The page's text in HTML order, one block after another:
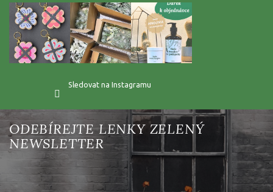
Sledovat na Instagramu
Vložte svůj e-mail a my vám budeme zasílat informace o nových
produktech na našem e-shopu.